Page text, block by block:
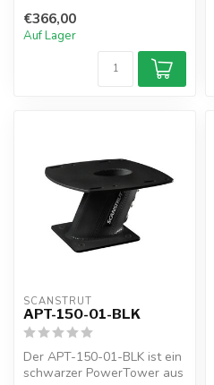
von 150 mm (6") ist...
€366,00
Auf Lager
SCANSTRUT
APT-150-01-BLK
Der APT-150-01-BLK ist ein
schwarzer PowerTower aus